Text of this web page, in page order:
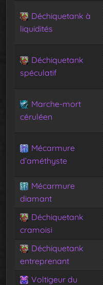
Déchiquetank à
liquidités
Déchiquetank
spéculatif
Marche-mort
céruléen
Mécarmure
d’améthyste
Mécarmure
diamant
Déchiquetank
cramoisi
Déchiquetank
entreprenant
Voltigeur du